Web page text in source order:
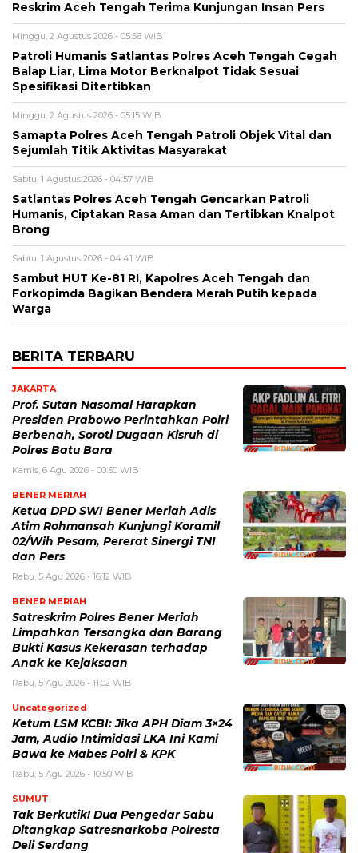
Reskrim Aceh Tengah Terima Kunjungan Insan Pers
Minggu, 2 Agustus 2026 - 05:56 WIB
Patroli Humanis Satlantas Polres Aceh Tengah Cegah
Balap Liar, Lima Motor Berknalpot Tidak Sesuai
Spesifikasi Ditertibkan
Minggu, 2 Agustus 2026 - 05:15 WIB
Samapta Polres Aceh Tengah Patroli Objek Vital dan
Sejumlah Titik Aktivitas Masyarakat
Sabtu, 1 Agustus 2026 - 04:57 WIB
Satlantas Polres Aceh Tengah Gencarkan Patroli
Humanis, Ciptakan Rasa Aman dan Tertibkan Knalpot
Brong
Sabtu, 1 Agustus 2026 - 04:41 WIB
Sambut HUT Ke-81 RI, Kapolres Aceh Tengah dan
Forkopimda Bagikan Bendera Merah Putih kepada
Warga
BERITA TERBARU
JAKARTA
Prof. Sutan Nasomal Harapkan
Presiden Prabowo Perintahkan Polri
Berbenah, Soroti Dugaan Kisruh di
Polres Batu Bara
Kamis, 6 Agu 2026 - 00:50 WIB
BENER MERIAH
Ketua DPD SWI Bener Meriah Adis
Atim Rohmansah Kunjungi Koramil
02/Wih Pesam, Pererat Sinergi TNI
dan Pers
Rabu, 5 Agu 2026 - 16:12 WIB
BENER MERIAH
Satreskrim Polres Bener Meriah
Limpahkan Tersangka dan Barang
Bukti Kasus Kekerasan terhadap
Anak ke Kejaksaan
Rabu, 5 Agu 2026 - 11:02 WIB
Uncategorized
Ketum LSM KCBI: Jika APH Diam 3×24
Jam, Audio Intimidasi LKA Ini Kami
Bawa ke Mabes Polri & KPK
Rabu, 5 Agu 2026 - 10:50 WIB
SUMUT
Tak Berkutik! Dua Pengedar Sabu
Ditangkap Satresnarkoba Polresta
Deli Serdang